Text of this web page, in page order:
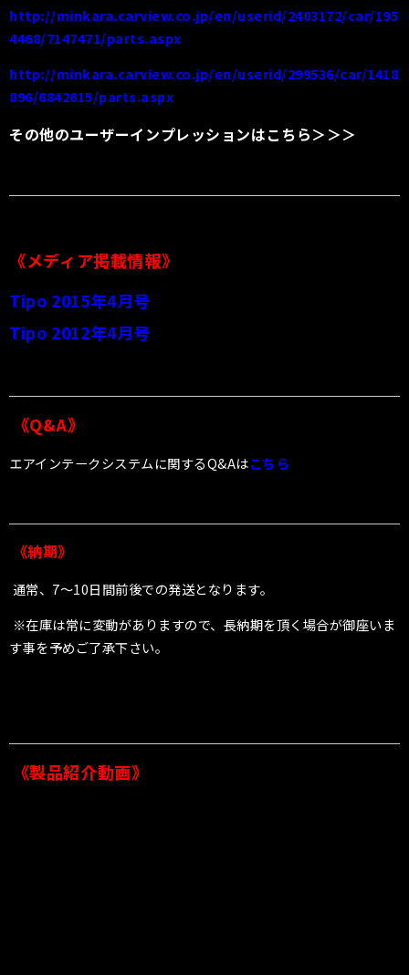
http://minkara.carview.co.jp/en/userid/2403172/car/195
4468/7147471/parts.aspx
http://minkara.carview.co.jp/en/userid/299536/car/1418
896/6842615/parts.aspx
その他のユーザーインプレッションはこちら＞＞＞
《メディア掲載情報》
Tipo 2015年4月号
Tipo 2012年4月号
《Q&A》
エアインテークシステムに関するQ&Aはこちら
《納期》
通常、7〜10日間前後での発送となります。
※在庫は常に変動がありますので、長納期を頂く場合が御座いま
す事を予めご了承下さい。
《製品紹介動画》